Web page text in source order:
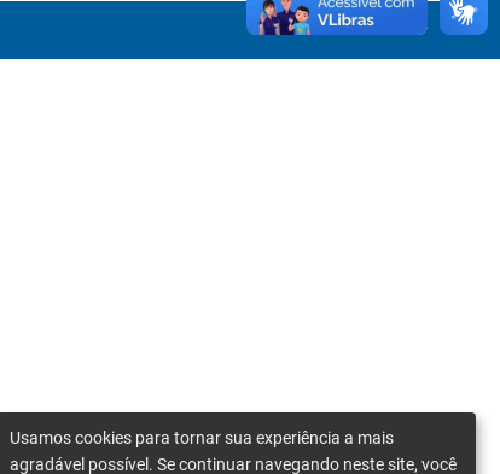
Usamos cookies para tornar sua experiência a mais
agradável possível. Se continuar navegando neste site, você